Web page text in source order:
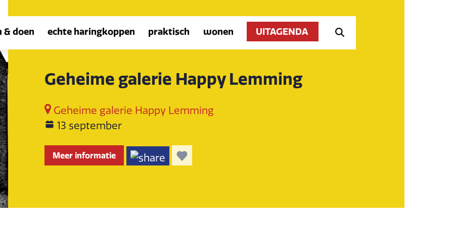
& doen echte haringkoppen praktisch wonen UITAGENDA
Geheime galerie Happy Lemming
Geheime galerie Happy Lemming
13 september
Meer informatie